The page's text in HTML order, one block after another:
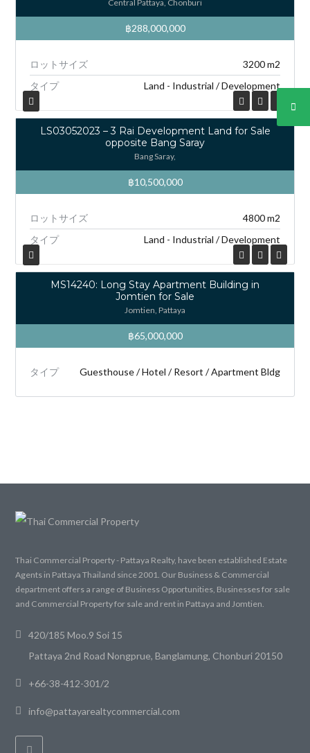
パスワード
Central Pattaya, Chonburi
฿288,000,000
ロットサイズ
3200 m2
タイプ
Land - Industrial / Development
LS03052023 – 3 Rai Development Land for Sale
opposite Bang Saray
Bang Saray,
฿10,500,000
ロットサイズ
4800 m2
タイプ
Land - Industrial / Development
MS14240: Long Stay Apartment Building in
Jomtien for Sale
Jomtien, Pattaya
฿65,000,000
タイプ Guesthouse / Hotel / Resort / Apartment Bldg
Thai Commercial Property - Pattaya Realty, have been established Estate
Agents in Pattaya Thailand since 2001. Our Business & Commercial
department offers a range of Business Opportunities, Businesses for sale
and Commercial Property for sale and rent in Pattaya and Jomtien.
420/185 Moo.9 Soi 15
Pattaya 2nd Road Nongprue, Banglamung, Chonburi 20150
+66-38-412-301/2
info@pattayarealtycommercial.com